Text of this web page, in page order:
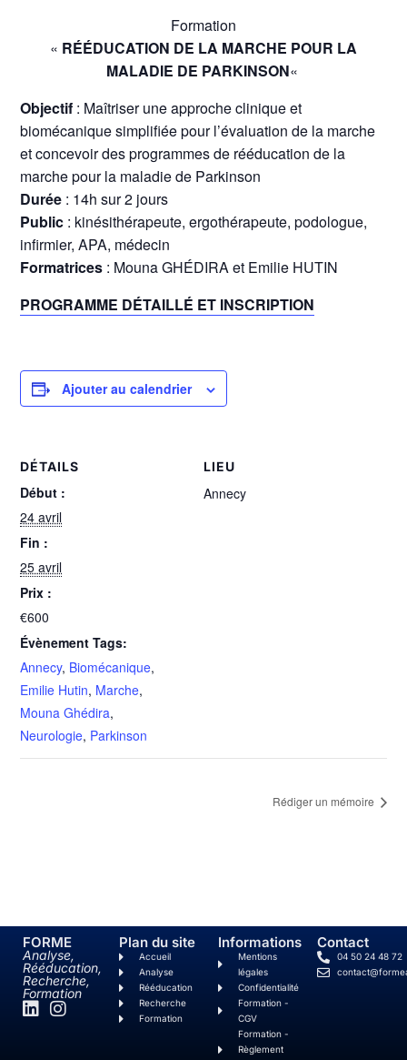
Formation
« RÉÉDUCATION DE LA MARCHE POUR LA
MALADIE DE PARKINSON«
Objectif : Maîtriser une approche clinique et
biomécanique simplifiée pour l’évaluation de la marche
et concevoir des programmes de rééducation de la
marche pour la maladie de Parkinson
Durée : 14h sur 2 jours
Public : kinésithérapeute, ergothérapeute, podologue,
infirmier, APA, médecin
Formatrices : Mouna GHÉDIRA et Emilie HUTIN
PROGRAMME DÉTAILLÉ ET INSCRIPTION
Ajouter au calendrier
DÉTAILS
Début :
24 avril
Fin :
25 avril
Prix :
€600
Évènement Tags:
Annecy, Biomécanique,
Emilie Hutin, Marche,
Mouna Ghédira,
Neurologie, Parkinson
LIEU
Annecy
Rédiger un mémoire
FORME
Analyse,
Rééducation,
Recherche,
Formation
Plan du site
Accueil
Analyse
Rééducation
Recherche
Formation
Informations
Mentions
légales
Confidentialité
Formation -
CGV
Formation -
Règlement
Contact
04 50 24 48 72